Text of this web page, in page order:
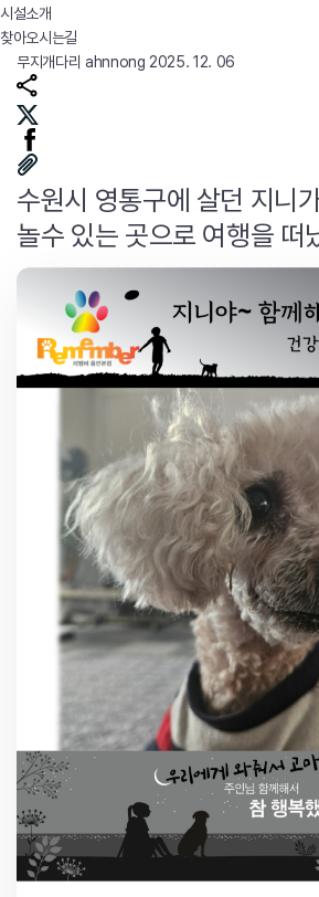
시설소개
찾아오시는길
무지개다리 ahnnong 2025. 12. 06
수원시 영통구에 살던 지니
놀수 있는 곳으로 여행을 떠